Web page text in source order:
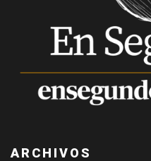
ARCHIVOS